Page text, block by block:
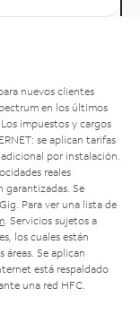
nuevos clientes
en los últimos
impuestos y cargos
se aplican tarifas
por instalación.
reales
garantizadas. Se
Para ver una lista de
. Servicios sujetos a
los cuales están
áreas. Se aplican
está respaldado
una red HFC.